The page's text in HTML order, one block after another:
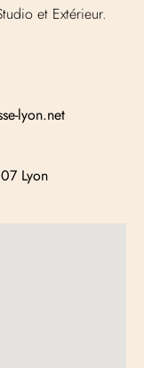
et Extérieur.
lyon.net
Lyon